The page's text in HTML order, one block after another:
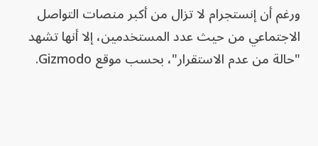
ورغم أن إنستجرام لا تزال من أكبر منصات التواصل
الاجتماعي من حيث عدد المستخدمين، إلا أنها تشهد
"حالة من عدم الاستقرار"، بحسب موقع Gizmodo.